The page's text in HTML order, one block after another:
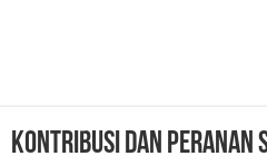
Kontribusi dan Peranan